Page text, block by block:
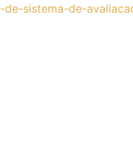
sistema-de-